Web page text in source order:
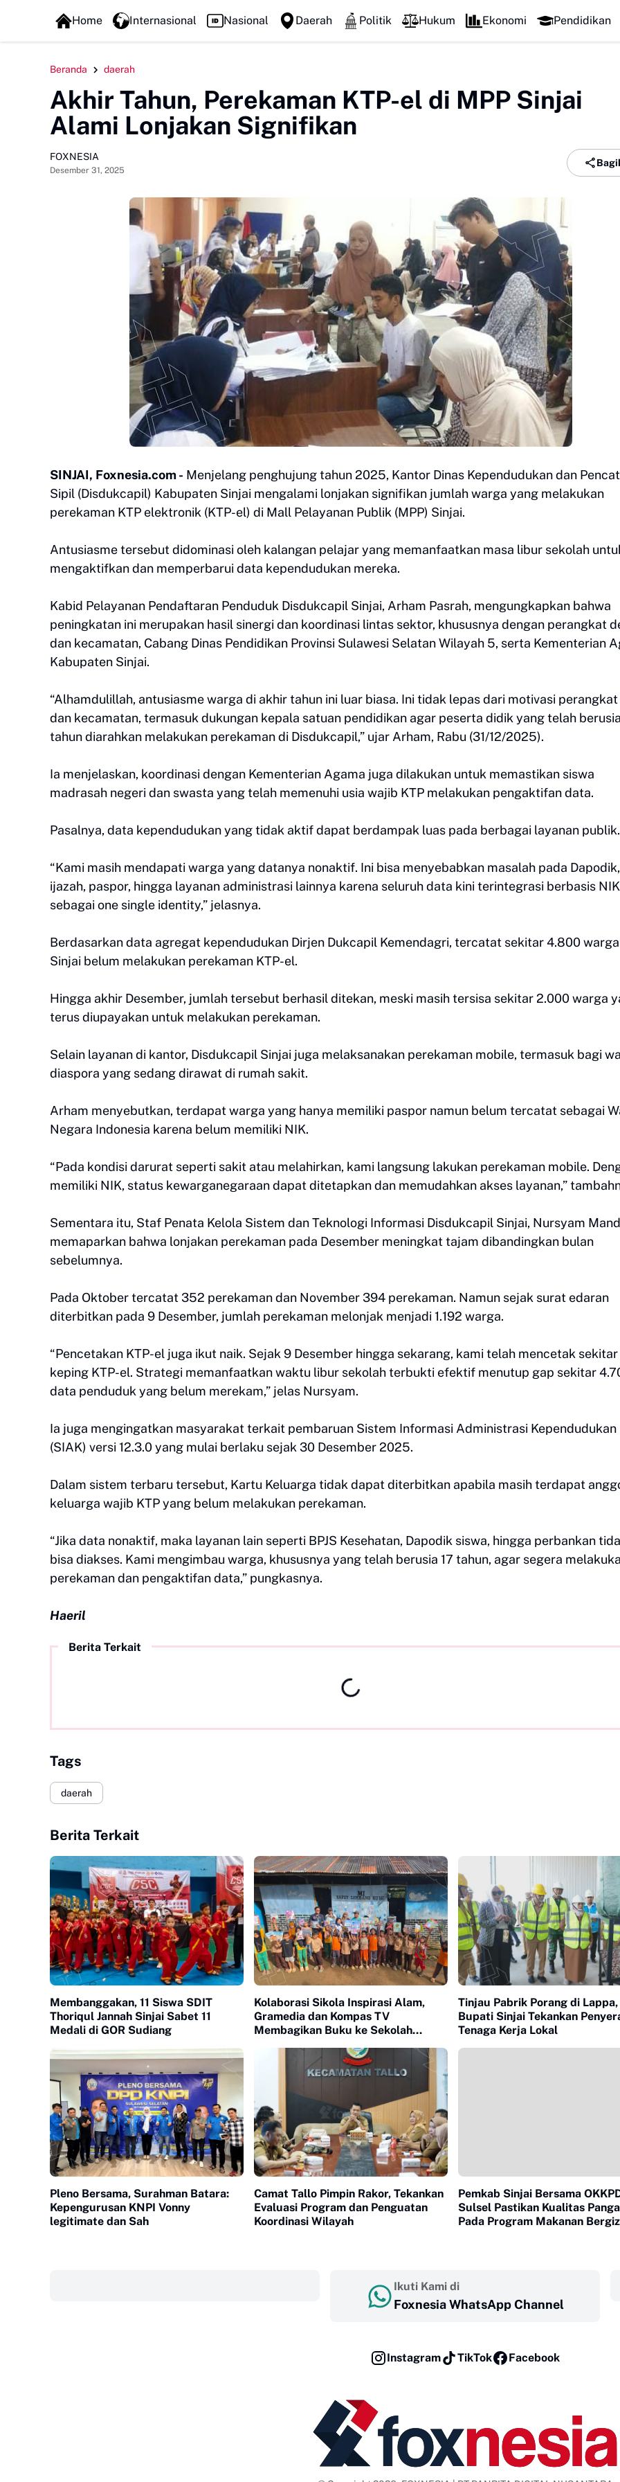
FOXLINE NEWS
Keluarga Korban Pengeroyokan di Morowali Dapat Santunan Jaminan Sosial Senilai Puluhan Juta DPRD Sinjai Temui
Home Internasional Nasional Daerah Politik Hukum Ekonomi Pendidikan
Beranda daerah
Akhir Tahun, Perekaman KTP-el di MPP Sinjai
Alami Lonjakan Signifikan
FOXNESIA
Desember 31, 2025
SINJAI, Foxnesia.com - Menjelang penghujung tahun 2025, Kantor Dinas Kependudukan dan
Sipil (Disdukcapil) Kabupaten Sinjai mengalami lonjakan signifikan jumlah warga yang melakukan
perekaman KTP elektronik (KTP-el) di Mall Pelayanan Publik (MPP) Sinjai.
Antusiasme tersebut didominasi oleh kalangan pelajar yang memanfaatkan masa libur sekolah
mengaktifkan dan memperbarui data kependudukan mereka.
Kabid Pelayanan Pendaftaran Penduduk Disdukcapil Sinjai, Arham Pasrah, mengungkapkan bahwa
peningkatan ini merupakan hasil sinergi dan koordinasi lintas sektor, khususnya dengan perangkat
dan kecamatan, Cabang Dinas Pendidikan Provinsi Sulawesi Selatan Wilayah 5, serta Kementerian
Kabupaten Sinjai.
“Alhamdulillah, antusiasme warga di akhir tahun ini luar biasa. Ini tidak lepas dari motivasi
dan kecamatan, termasuk dukungan kepala satuan pendidikan agar peserta didik yang telah
tahun diarahkan melakukan perekaman di Disdukcapil,” ujar Arham, Rabu (31/12/2025).
Ia menjelaskan, koordinasi dengan Kementerian Agama juga dilakukan untuk memastikan siswa
madrasah negeri dan swasta yang telah memenuhi usia wajib KTP melakukan pengaktifan data.
Pasalnya, data kependudukan yang tidak aktif dapat berdampak luas pada berbagai layanan publik.
“Kami masih mendapati warga yang datanya nonaktif. Ini bisa menyebabkan masalah pada Dapodik,
ijazah, paspor, hingga layanan administrasi lainnya karena seluruh data kini terintegrasi berbasis NIK
sebagai one single identity,” jelasnya.
Berdasarkan data agregat kependudukan Dirjen Dukcapil Kemendagri, tercatat sekitar 4.800 warga
Sinjai belum melakukan perekaman KTP-el.
Hingga akhir Desember, jumlah tersebut berhasil ditekan, meski masih tersisa sekitar 2.000 warga
terus diupayakan untuk melakukan perekaman.
Selain layanan di kantor, Disdukcapil Sinjai juga melaksanakan perekaman mobile, termasuk bagi
diaspora yang sedang dirawat di rumah sakit.
Arham menyebutkan, terdapat warga yang hanya memiliki paspor namun belum tercatat sebagai
Negara Indonesia karena belum memiliki NIK.
“Pada kondisi darurat seperti sakit atau melahirkan, kami langsung lakukan perekaman mobile.
memiliki NIK, status kewarganegaraan dapat ditetapkan dan memudahkan akses layanan,”
Sementara itu, Staf Penata Kelola Sistem dan Teknologi Informasi Disdukcapil Sinjai, Nursyam
memaparkan bahwa lonjakan perekaman pada Desember meningkat tajam dibandingkan bulan
sebelumnya.
Pada Oktober tercatat 352 perekaman dan November 394 perekaman. Namun sejak surat edaran
diterbitkan pada 9 Desember, jumlah perekaman melonjak menjadi 1.192 warga.
“Pencetakan KTP-el juga ikut naik. Sejak 9 Desember hingga sekarang, kami telah mencetak sekitar
keping KTP-el. Strategi memanfaatkan waktu libur sekolah terbukti efektif menutup gap sekitar
data penduduk yang belum merekam,” jelas Nursyam.
Ia juga mengingatkan masyarakat terkait pembaruan Sistem Informasi Administrasi Kependudukan
(SIAK) versi 12.3.0 yang mulai berlaku sejak 30 Desember 2025.
Dalam sistem terbaru tersebut, Kartu Keluarga tidak dapat diterbitkan apabila masih terdapat
keluarga wajib KTP yang belum melakukan perekaman.
“Jika data nonaktif, maka layanan lain seperti BPJS Kesehatan, Dapodik siswa, hingga perbankan
bisa diakses. Kami mengimbau warga, khususnya yang telah berusia 17 tahun, agar segera
perekaman dan pengaktifan data,” pungkasnya.
Haeril
Berita Terkait
Tags
daerah
Berita Terkait
Membanggakan, 11 Siswa SDIT
Thoriqul Jannah Sinjai Sabet 11
Medali di GOR Sudiang
Kolaborasi Sikola Inspirasi Alam,
Gramedia dan Kompas TV
Membagikan Buku ke Sekolah
Tinjau Pabrik Porang di Lappa,
Bupati Sinjai Tekankan
Tenaga Kerja Lokal
Pleno Bersama, Surahman Batara:
Kepengurusan KNPI Vonny
legitimate dan Sah
Camat Tallo Pimpin Rakor, Tekankan
Evaluasi Program dan Penguatan
Koordinasi Wilayah
Pemkab Sinjai Bersama
Sulsel Pastikan Kualitas
Pada Program Makanan
Ikuti Kami di
Foxnesia WhatsApp Channel
Instagram TikTok Facebook